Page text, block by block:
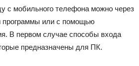
с мобильного телефона можно через
программы или с помощью
В первом случае способы входа
предназначены для ПК.